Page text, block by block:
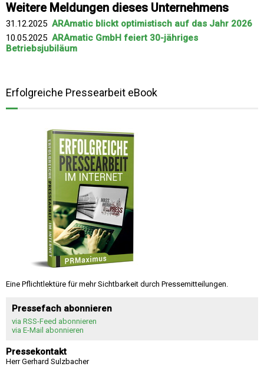
Weitere Meldungen dieses Unternehmens
31.12.2025 ARAmatic blickt optimistisch auf das Jahr 2026
10.05.2025 ARAmatic GmbH feiert 30-jähriges
Betriebsjubiläum
Erfolgreiche Pressearbeit eBook
Eine Pflichtlektüre für mehr Sichtbarkeit durch Pressemitteilungen.
Pressefach abonnieren
via RSS-Feed abonnieren
via E-Mail abonnieren
Pressekontakt
Herr Gerhard Sulzbacher